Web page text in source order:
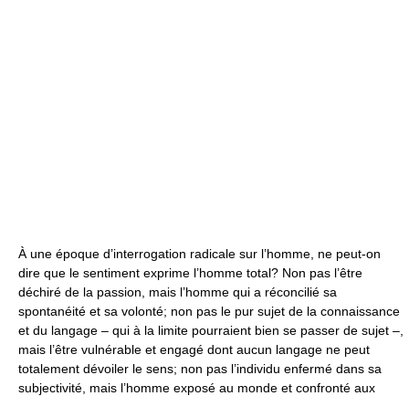
À une époque d’interrogation radicale sur l’homme, ne peut-on
dire que le sentiment exprime l’homme total? Non pas l’être
déchiré de la passion, mais l’homme qui a réconcilié sa
spontanéité et sa volonté; non pas le pur sujet de la connaissance
et du langage – qui à la limite pourraient bien se passer de sujet –,
mais l’être vulnérable et engagé dont aucun langage ne peut
totalement dévoiler le sens; non pas l’individu enfermé dans sa
subjectivité, mais l’homme exposé au monde et confronté aux